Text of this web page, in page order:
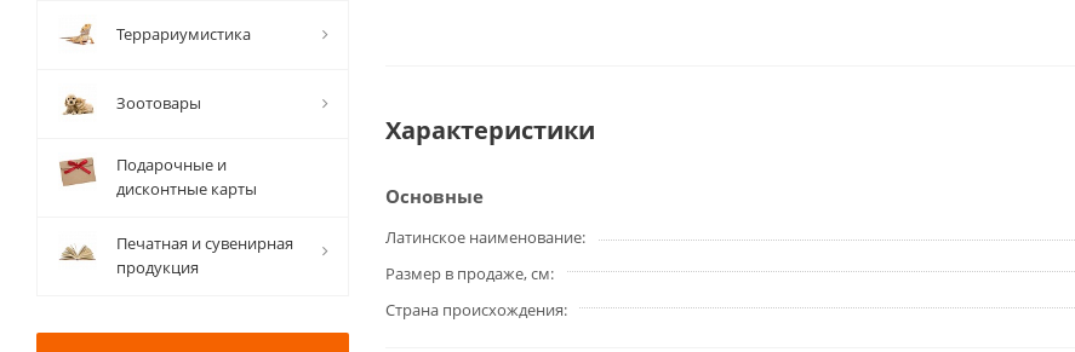
Характеристики
Основные
Латинское наименование
Размер в продаже, см
Страна происхождения
Террариумистика
Зоотовары
Подарочные и
дисконтные карты
Печатная и сувенирная
продукция